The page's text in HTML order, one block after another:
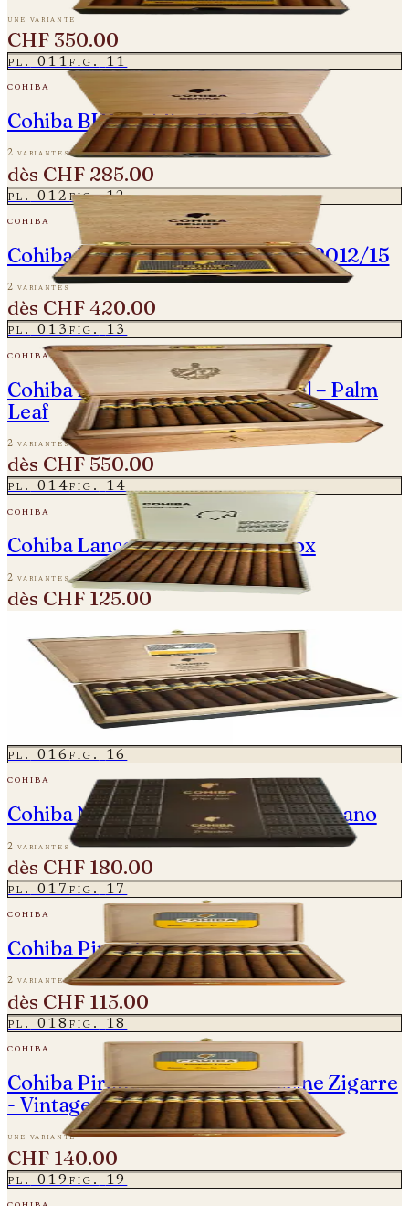
une variante
CHF 350.00
pl. 011fig. 11
cohiba
Cohiba BHK Behike 56 - 2023
2 variantes
dès CHF 285.00
pl. 012fig. 12
cohiba
Cohiba BHK Behike 56 - Vintage 2012/15
2 variantes
dès CHF 420.00
pl. 013fig. 13
cohiba
Cohiba Ideales - Edición Especial – Palm
Leaf
2 variantes
dès CHF 550.00
pl. 014fig. 14
cohiba
Cohiba Lanceros - diplomatic box
2 variantes
dès CHF 125.00
cohiba
Cohiba Maduro 5 Genios
CHF 104.00
pl. 016fig. 16
cohiba
Cohiba Novedosos - La Casa del Habano
2 variantes
dès CHF 180.00
pl. 017fig. 17
cohiba
Cohiba Piramides Extra
2 variantes
dès CHF 115.00
pl. 018fig. 18
cohiba
Cohiba Piramides Extra - Einzelne Zigarre
- Vintage 2012
une variante
CHF 140.00
pl. 019fig. 19